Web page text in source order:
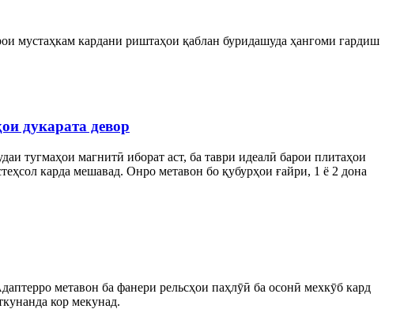
мустаҳкам кардани риштаҳои қаблан буридашуда ҳангоми гардиш
дукарата девор
тугмаҳои магнитӣ иборат аст, ба таври идеалӣ барои плитаҳои
карда мешавад. Онро метавон бо қубурҳои ғайри, 1 ё 2 дона
метавон ба фанери рельсҳои паҳлӯӣ ба осонӣ мехкӯб кард
кор мекунад.